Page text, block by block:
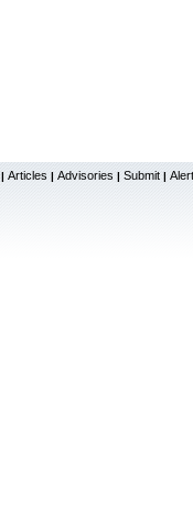
| Articles | Advisories | Submit |